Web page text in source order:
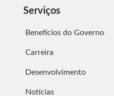
Serviços
Benefícios do Governo
Carreira
Desenvolvimento
Notícias